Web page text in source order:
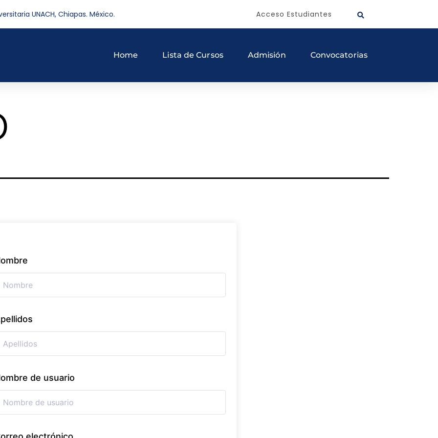
UNACH, Chiapas. México. Acceso Estudiantes
Home Lista de Cursos Admisión Convocatorias
de usuario